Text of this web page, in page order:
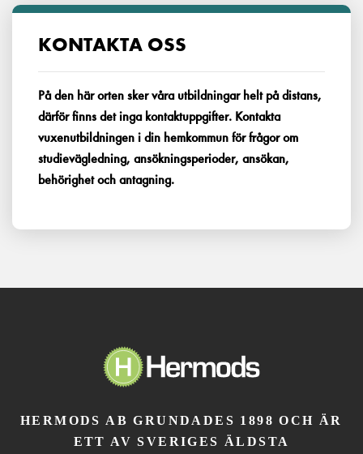
KONTAKTA OSS
På den här orten sker våra utbildningar helt på distans,
därför finns det inga kontaktuppgifter. Kontakta
vuxenutbildningen i din hemkommun för frågor om
studievägledning, ansökningsperioder, ansökan,
behörighet och antagning.
HERMODS AB GRUNDADES 1898 OCH ÄR
ETT AV SVERIGES ÄLDSTA